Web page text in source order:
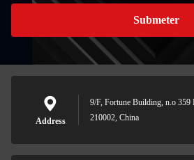
Submeter
Address
9/F, Fortune Building, n.o
210002, China